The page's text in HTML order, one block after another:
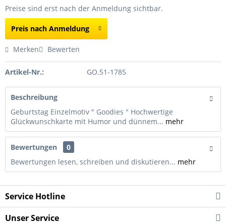
Preise sind erst nach der Anmeldung sichtbar.
Preis nach Anmeldung
Merken Bewerten
Artikel-Nr.: GO.51-1785
Beschreibung
Geburtstag Einzelmotiv " Goodies " Hochwertige
Glückwunschkarte mit Humor und dünnem... mehr
Bewertungen
0
Bewertungen lesen, schreiben und diskutieren... mehr
Service Hotline
Unser Service